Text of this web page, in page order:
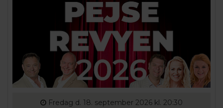
Fredag d. 18. september 2026 kl. 20:30